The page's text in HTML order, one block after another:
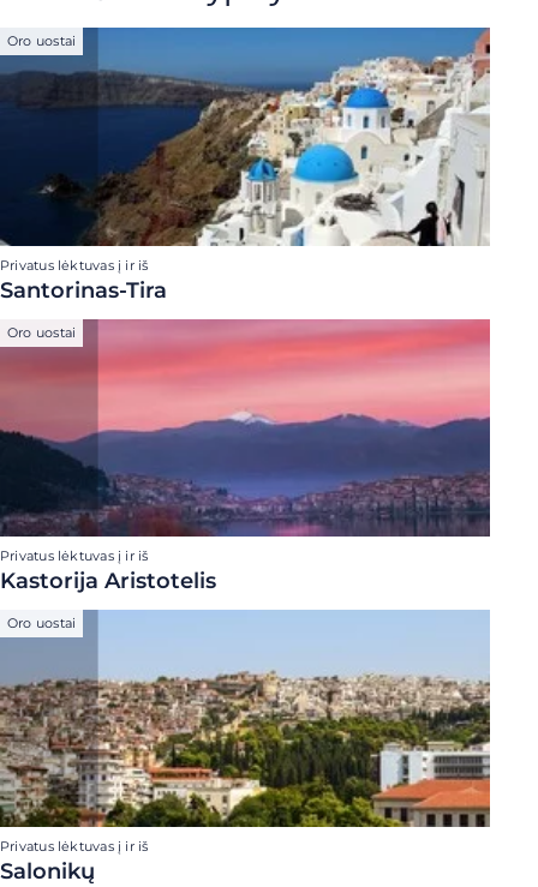
Oro uostai
Privatus lėktuvas į ir iš
Santorinas-Tira
Oro uostai
Privatus lėktuvas į ir iš
Kastorija Aristotelis
Oro uostai
Privatus lėktuvas į ir iš
Salonikų